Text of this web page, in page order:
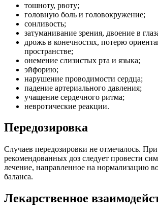
тошноту, рвоту;
головную боль и головокружение;
сонливость;
затуманивание зрения, двоение в
дрожь в конечностях, потерю
пространстве;
онемение слизистых рта и языка;
эйфорию;
нарушение проводимости сердца;
падение артериального давления;
учащение сердечного ритма;
невротические реакции.
Передозировка
Случаев передозировки не отмечалось.
рекомендованных доз следует провести
лечение, направленное на нормализацию
баланса.
Лекарственное